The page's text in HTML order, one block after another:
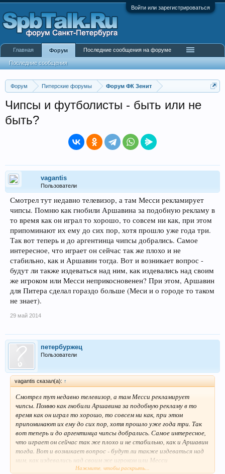
Войти или зарегистрироваться
Форум Питерские форумы Форум ФК Зенит
Чипсы и футболисты - быть или не
быть?
vagantis
Пользователи
Смотрел тут недавно телевизор, а там Месси рекламирует
чипсы. Помню как гнобили Аршавина за подобную рекламу в
то время как он играл то хорошо, то совсем ни как, при этом
припоминают их ему до сих пор, хотя прошло уже года три.
Так вот теперь и до аргентинца чипсы добрались. Самое
интересное, что играет он сейчас так же плохо и не
стабильно, как и Аршавин тогда. Вот и возникает вопрос -
будут ли также издеваться над ним, как издевались над своим
же игроком или Месси неприкосновенен? При этом, Аршавин
для Питера сделал гораздо больше (Меси и о городе то таком
не знает).
29 май 2014
петербуржец
Пользователи
vagantis сказал(а): ↑
Смотрел тут недавно телевизор, а там Месси рекламирует
чипсы. Помню как гнобили Аршавина за подобную рекламу в то
время как он играл то хорошо, то совсем ни как, при этом
припоминают их ему до сих пор, хотя прошло уже года три. Так
вот теперь и до аргентинца чипсы добрались. Самое интересное,
что играет он сейчас так же плохо и не стабильно, как и Аршавин
тогда. Вот и возникает вопрос - будут ли также издеваться над
ним, как издевались над своим же игроком или Месси
неприкосновенен? При этом, Аршавин для Питера сделал гораздо
Нажмите, чтобы раскрыть...
Главная Форум
Последние сообщения
Последние сообщения на форуме